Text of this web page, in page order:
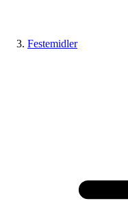
Festemidler